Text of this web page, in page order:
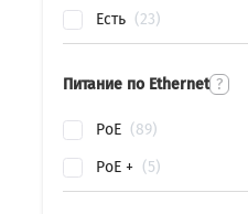
Есть 23
Питание по Ethernet ?
PoE
89
PoE +
5